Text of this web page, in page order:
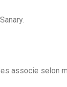
associe selon